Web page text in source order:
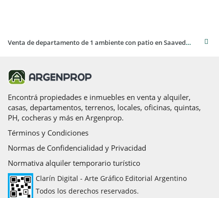
Venta de departamento de 1 ambiente con patio en Saavedra
Encontrá propiedades e inmuebles en venta y alquiler,
casas, departamentos, terrenos, locales, oficinas, quintas,
PH, cocheras y más en Argenprop.
Términos y Condiciones
Normas de Confidencialidad y Privacidad
Normativa alquiler temporario turístico
Clarín Digital - Arte Gráfico Editorial Argentino
Todos los derechos reservados.